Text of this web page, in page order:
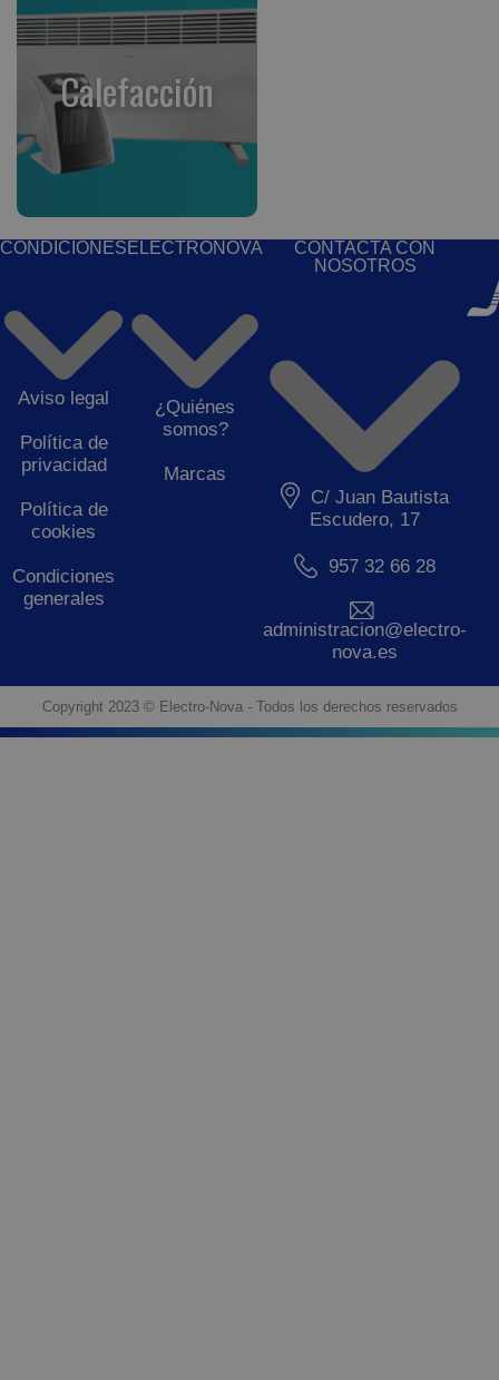
Calefacción
CONDICIONES
Aviso legal
Política de
privacidad
Política de
cookies
Condiciones
generales
ELECTRONOVA
¿Quiénes
somos?
Marcas
CONTACTA CON
NOSOTROS
C/ Juan Bautista
Escudero, 17
957 32 66 28
administracion@electro-
nova.es
Copyright 2023 © Electro-Nova - Todos los derechos reservados